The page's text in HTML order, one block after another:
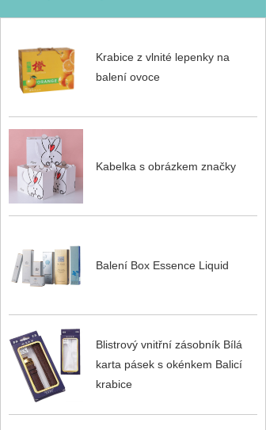
Krabice z vlnité lepenky na
balení ovoce
Kabelka s obrázkem značky
Balení Box Essence Liquid
Blistrový vnitřní zásobník Bílá
karta pásek s okénkem Balicí
krabice